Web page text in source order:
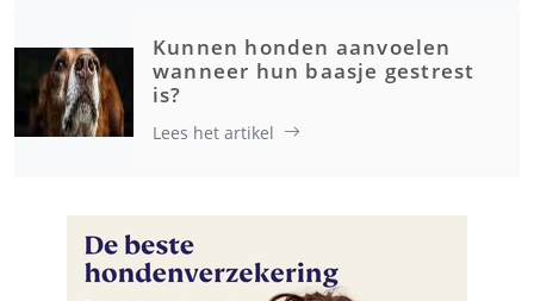
Kunnen honden aanvoelen
wanneer hun baasje gestrest
is?
Lees het artikel